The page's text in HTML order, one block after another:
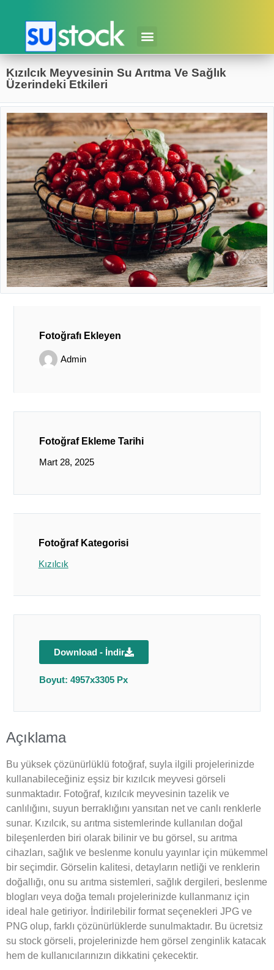
Kızılcık Meyvesinin Su Arıtma Ve Sağlık
Üzerindeki Etkileri
Fotoğrafı Ekleyen
Admin
Fotoğraf Ekleme Tarihi
Mart 28, 2025
Fotoğraf Kategorisi
Kızılcık
Download - İndir
Boyut: 4957x3305 Px
Açıklama
Bu yüksek çözünürlüklü fotoğraf, suyla ilgili projelerinizde
kullanabileceğiniz eşsiz bir kızılcık meyvesi görseli
sunmaktadır. Fotoğraf, kızılcık meyvesinin tazelik ve
canlılığını, suyun berraklığını yansıtan net ve canlı renklerle
sunar. Kızılcık, su arıtma sistemlerinde kullanılan doğal
bileşenlerden biri olarak bilinir ve bu görsel, su arıtma
cihazları, sağlık ve beslenme konulu yayınlar için mükemmel
bir seçimdir. Görselin kalitesi, detayların netliği ve renklerin
doğallığı, onu su arıtma sistemleri, sağlık dergileri, beslenme
blogları veya doğa temalı projelerinizde kullanmanız için
ideal hale getiriyor. İndirilebilir format seçenekleri JPG ve
PNG olup, farklı çözünürlüklerde sunulmaktadır. Bu ücretsiz
su stock görseli, projelerinizde hem görsel zenginlik katacak
hem de kullanıcılarınızın dikkatini çekecektir.